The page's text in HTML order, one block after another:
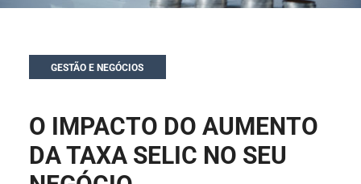
GESTÃO E NEGÓCIOS
O IMPACTO DO AUMENTO
DA TAXA SELIC NO SEU